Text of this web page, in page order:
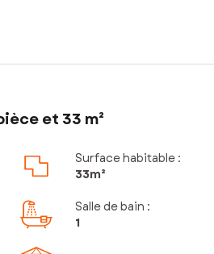
et 33 m²
Surface habitable :
33m²
Salle de bain :
1